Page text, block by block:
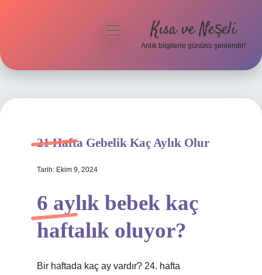
Hakkımızda
menüyü
Kısa ve Neşeli
Anlık bilgilerle gününü şenlendir!
21 Hafta Gebelik Kaç Aylık Olur
Tarih: Ekim 9, 2024
6 aylık bebek kaç
haftalık oluyor?
Bir haftada kaç ay vardır? 24. hafta